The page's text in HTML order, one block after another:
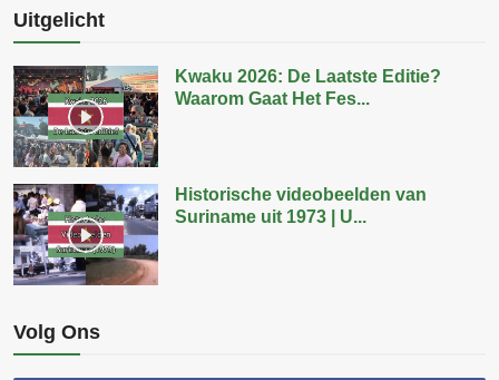
Uitgelicht
Kwaku 2026: De Laatste Editie?
Waarom Gaat Het Fes...
Historische videobeelden van
Suriname uit 1973 | U...
Volg Ons